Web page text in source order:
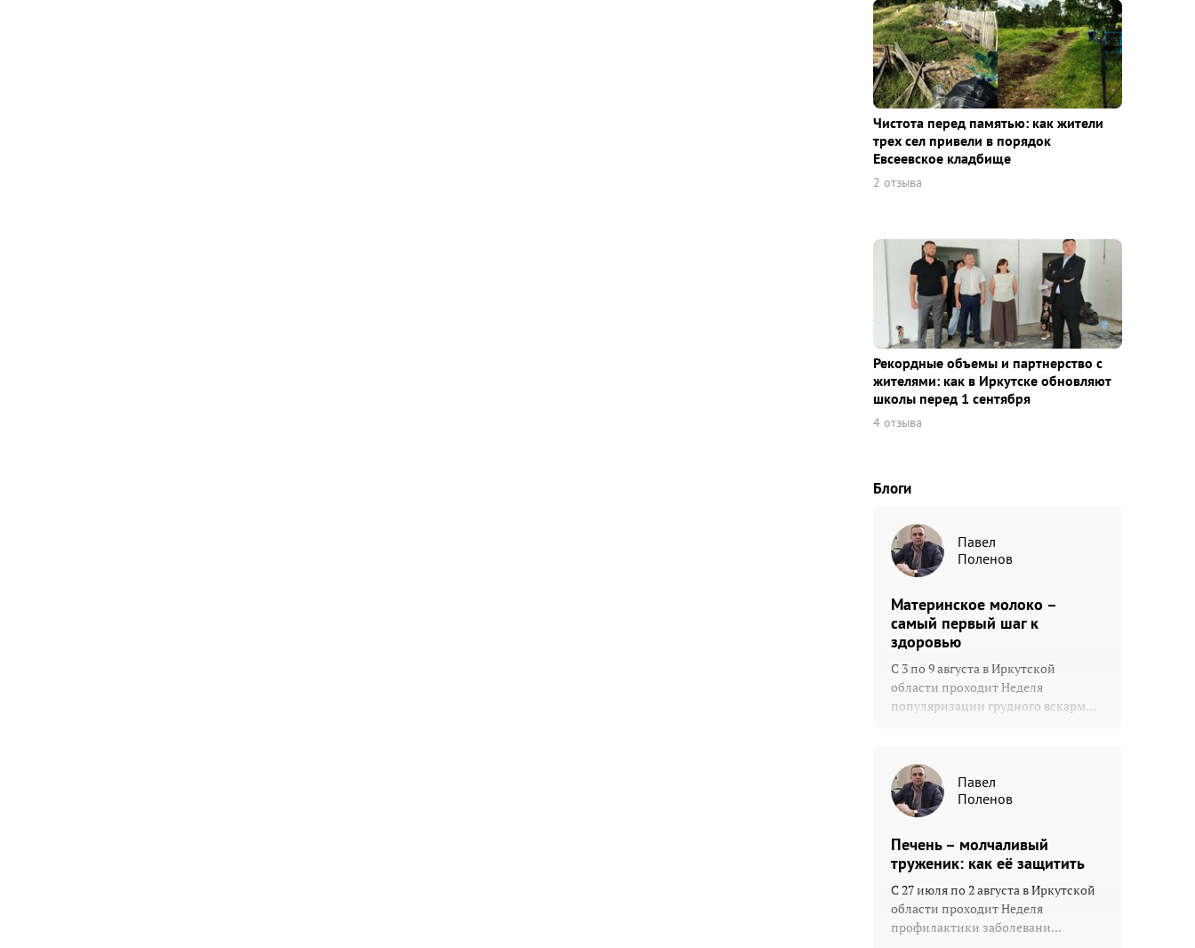
Чистота перед памятью: как жители
трех сел привели в порядок
Евсеевское кладбище
2 отзыва
Рекордные объемы и партнерство с
жителями: как в Иркутске обновляют
школы перед 1 сентября
4 отзыва
Блоги
Павел
Поленов
Материнское молоко –
самый первый шаг к
здоровью
С 3 по 9 августа в Иркутской
области проходит Неделя
популяризации грудного вскарм...
Павел
Поленов
Печень – молчаливый
труженик: как её защитить
С 27 июля по 2 августа в Иркутской
области проходит Неделя
профилактики заболевани...